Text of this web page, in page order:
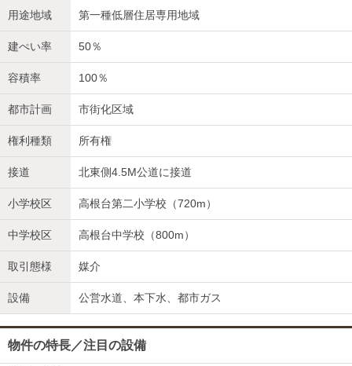
用途地域 第一種低層住居専用地域
建ぺい率 50％
容積率 100％
都市計画 市街化区域
権利種類 所有権
接道 北東側4.5M公道に接道
小学校区 高根台第二小学校（720m）
中学校区 高根台中学校（800m）
取引態様 媒介
設備 公営水道、本下水、都市ガス
物件の特長／注目の設備